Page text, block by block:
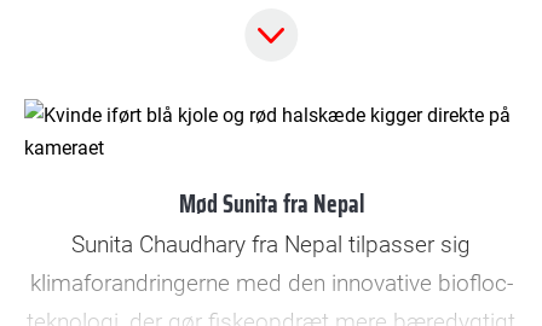
Folkekirkens Nødhjælp givet mulighed for at
Nu har familier som Bishop Moyos adgang til
bedre levevilkår og fremtidsmuligheder.
Mød Sunita fra Nepal
Sunita Chaudhary fra Nepal tilpasser sig
klimaforandringerne med den innovative biofloc-